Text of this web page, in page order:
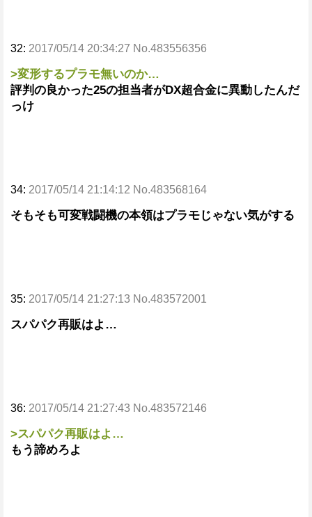
32: 2017/05/14 20:34:27 No.483556356
>変形するプラモ無いのか…
評判の良かった25の担当者がDX超合金に異動したんだ
っけ
34: 2017/05/14 21:14:12 No.483568164
そもそも可変戦闘機の本領はプラモじゃない気がする
35: 2017/05/14 21:27:13 No.483572001
スパパク再販はよ…
36: 2017/05/14 21:27:43 No.483572146
>スパパク再販はよ…
もう諦めろよ